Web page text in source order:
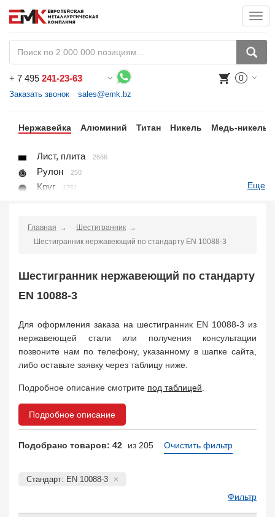
+ 7 495 241-23-63
Заказать звонок sales@emk.bz
0
Нержавейка Алюминий Титан Никель Медь-никель
Лист, плита 2666
Рулон 250
Круг 1751
Шестигранник 205
Проволока
Балка двутавровая 105
Балка тавровая
Уголок 408
Заказать в 1 клик
Еще
Главная
Шестигранник
Шестигранник нержавеющий по стандарту EN 10088-3
Шестигранник нержавеющий по стандарту
EN 10088-3
Для оформления заказа на шестигранник EN 10088-3 из
нержавеющей стали или получения консультации
позвоните нам по телефону, указанному в шапке сайта,
либо оставьте заявку через таблицу ниже.
Подробное описание смотрите под таблицей
Подробное описание
Подобрано товаров: 42 из 205 Очистить фильтр
Стандарт: EN 10088-3
Фильтр